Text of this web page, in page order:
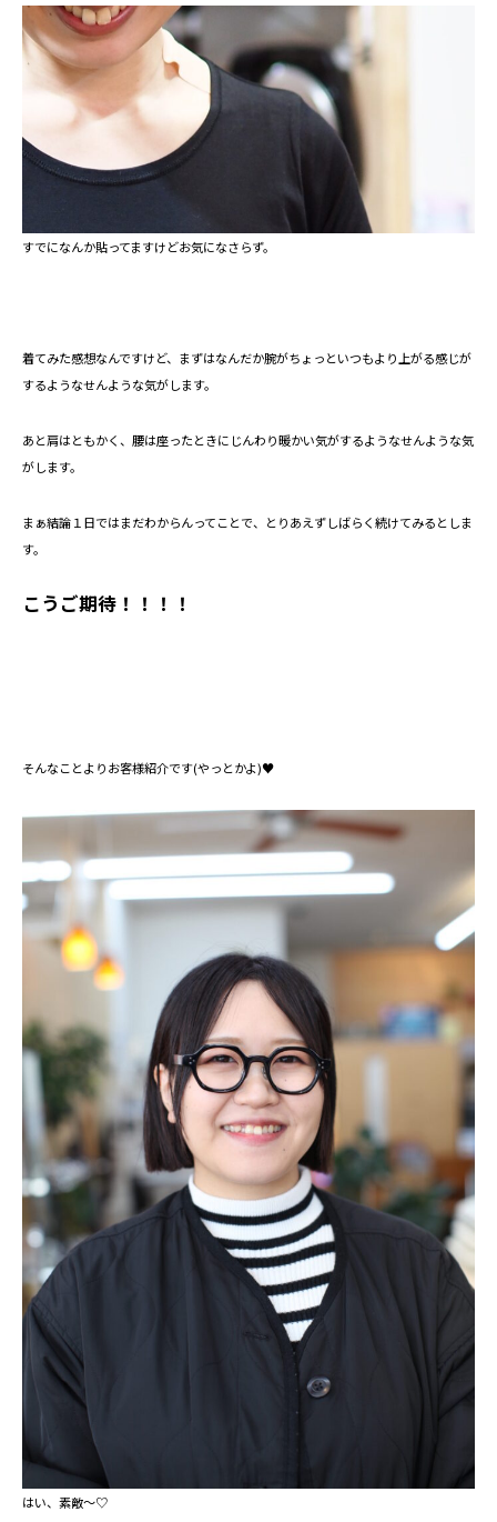
すでになんか貼ってますけどお気になさらず。
着てみた感想なんですけど、まずはなんだか腕がちょっといつもより上がる感じが
するようなせんような気がします。
あと肩はともかく、腰は座ったときにじんわり暖かい気がするようなせんような気
がします。
まぁ結論１日ではまだわからんってことで、とりあえずしばらく続けてみるとしま
す。
こうご期待！！！！
そんなことよりお客様紹介です(やっとかよ)♥
はい、素敵～♡